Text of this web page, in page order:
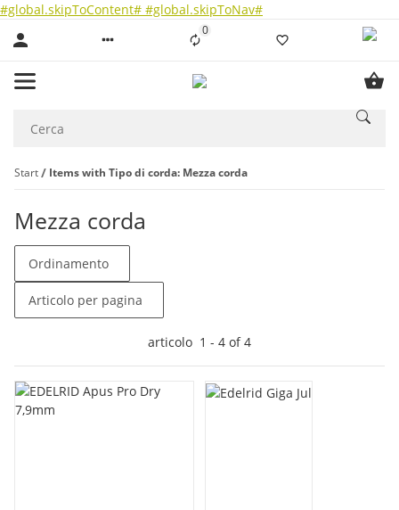
#global.skipToContent# #global.skipToNav#
0Liste ist leer
Start Items with Tipo di corda: Mezza corda
Mezza corda
Ordinamento
Articolo per pagina
articolo 1 - 4 of4